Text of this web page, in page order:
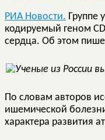
РИА Новости. Группе
кодируемый геном
сердца. Об этом
По словам авторов
ишемической
характера развития